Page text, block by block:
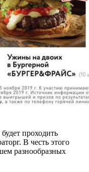
проходить
В честь этого
разнообразных